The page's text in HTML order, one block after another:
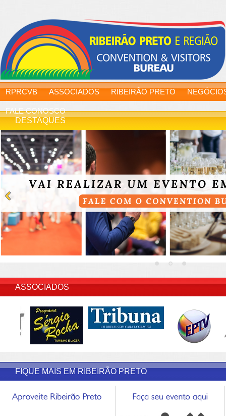
RPRCVB ASSOCIADOS RIBEIRÃO PRETO
FALE CONOSCO
DESTAQUES
ASSOCIADOS
FIQUE MAIS EM RIBEIRÃO PRETO